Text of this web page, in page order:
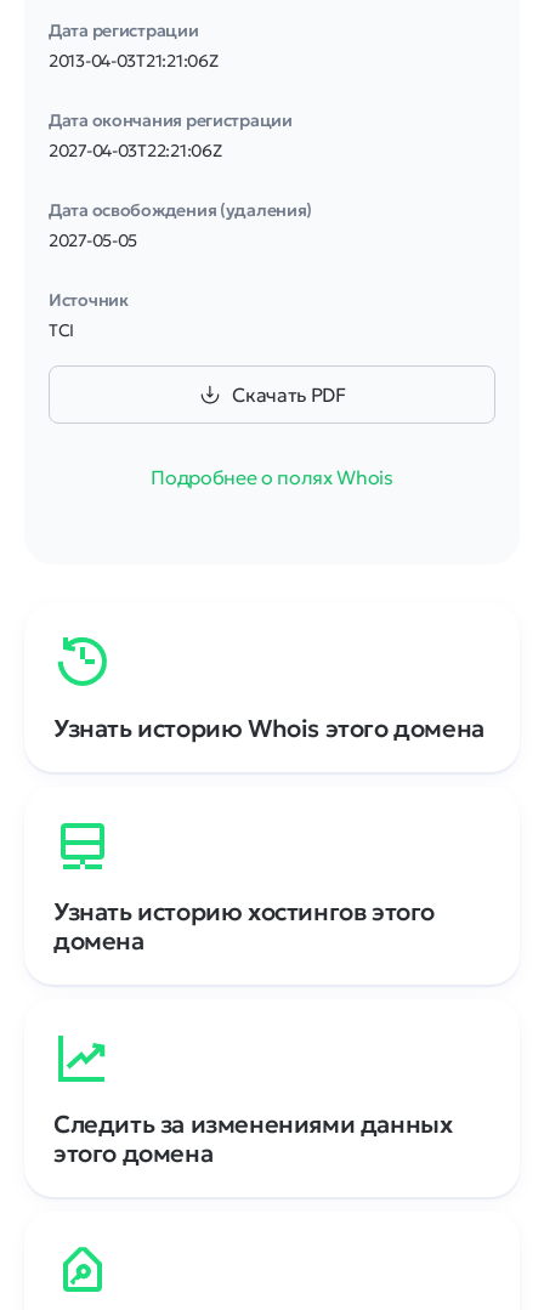
Дата регистрации
2013-04-03T21:21:06Z
Дата окончания регистрации
2027-04-03T22:21:06Z
Дата освобождения (удаления)
2027-05-05
Источник
TCI
Скачать PDF
Подробнее о полях Whois
Узнать историю Whois этого домена
Узнать историю хостингов этого
домена
Следить за изменениями данных
этого домена